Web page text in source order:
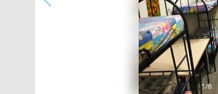
1/8